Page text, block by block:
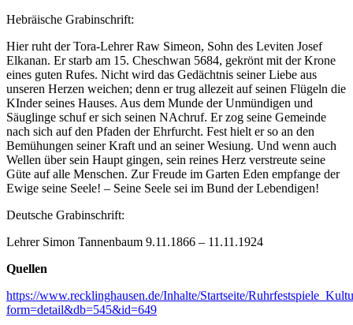
Hebräische Grabinschrift:
Hier ruht der Tora-Lehrer Raw Simeon, Sohn des Leviten Josef
Elkanan. Er starb am 15. Cheschwan 5684, gekrönt mit der Krone
eines guten Rufes. Nicht wird das Gedächtnis seiner Liebe aus
unseren Herzen weichen; denn er trug allezeit auf seinen Flügeln die
KInder seines Hauses. Aus dem Munde der Unmündigen und
Säuglinge schuf er sich seinen NAchruf. Er zog seine Gemeinde
nach sich auf den Pfaden der Ehrfurcht. Fest hielt er so an den
Bemühungen seiner Kraft und an seiner Wesiung. Und wenn auch
Wellen über sein Haupt gingen, sein reines Herz verstreute seine
Güte auf alle Menschen. Zur Freude im Garten Eden empfange der
Ewige seine Seele! – Seine Seele sei im Bund der Lebendigen!
Deutsche Grabinschrift:
Lehrer Simon Tannenbaum 9.11.1866 – 11.11.1924
Quellen
https://www.recklinghausen.de/Inhalte/Startseite/
form=detail&db=545&id=649